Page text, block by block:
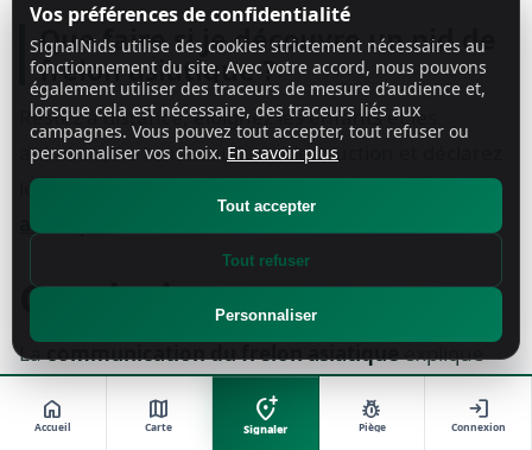
Que faire si je découvre un nid de
frelon asiatique ?
Restez à distance, éloignez les enfants et les
animaux, ne tentez aucune destruction et déclarez
le nid sur SignalNids :
asiatique
Conclusion
Lacommunication du frelon asiatiqueexplique
une grande partie de son comportement : défense
collective du nid, réaction rapide aux menaces,
home
Accueil
map
Carte
add_location_alt
Signaler
pest_control
Piège
login
Connexion
Vos préférences de confidentialité
SignalNids utilise des cookies strictement nécessaires au
fonctionnement du site. Avec votre accord, nous pouvons
également utiliser des traceurs de mesure d’audience et,
lorsque cela est nécessaire, des traceurs liés aux
campagnes. Vous pouvez tout accepter, tout refuser ou
personnaliser vos choix. En savoir plus
Tout accepter
Tout refuser
Personnaliser